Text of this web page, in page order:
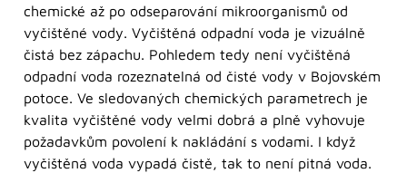
chemické až po odseparování mikroorganismů od
vyčištěné vody. Vyčištěná odpadní voda je vizuálně
čistá bez zápachu. Pohledem tedy není vyčištěná
odpadní voda rozeznatelná od čisté vody v Bojovském
potoce. Ve sledovaných chemických parametrech je
kvalita vyčištěné vody velmi dobrá a plně vyhovuje
požadavkům povolení k nakládání s vodami. I když
vyčištěná voda vypadá čistě, tak to není pitná voda.